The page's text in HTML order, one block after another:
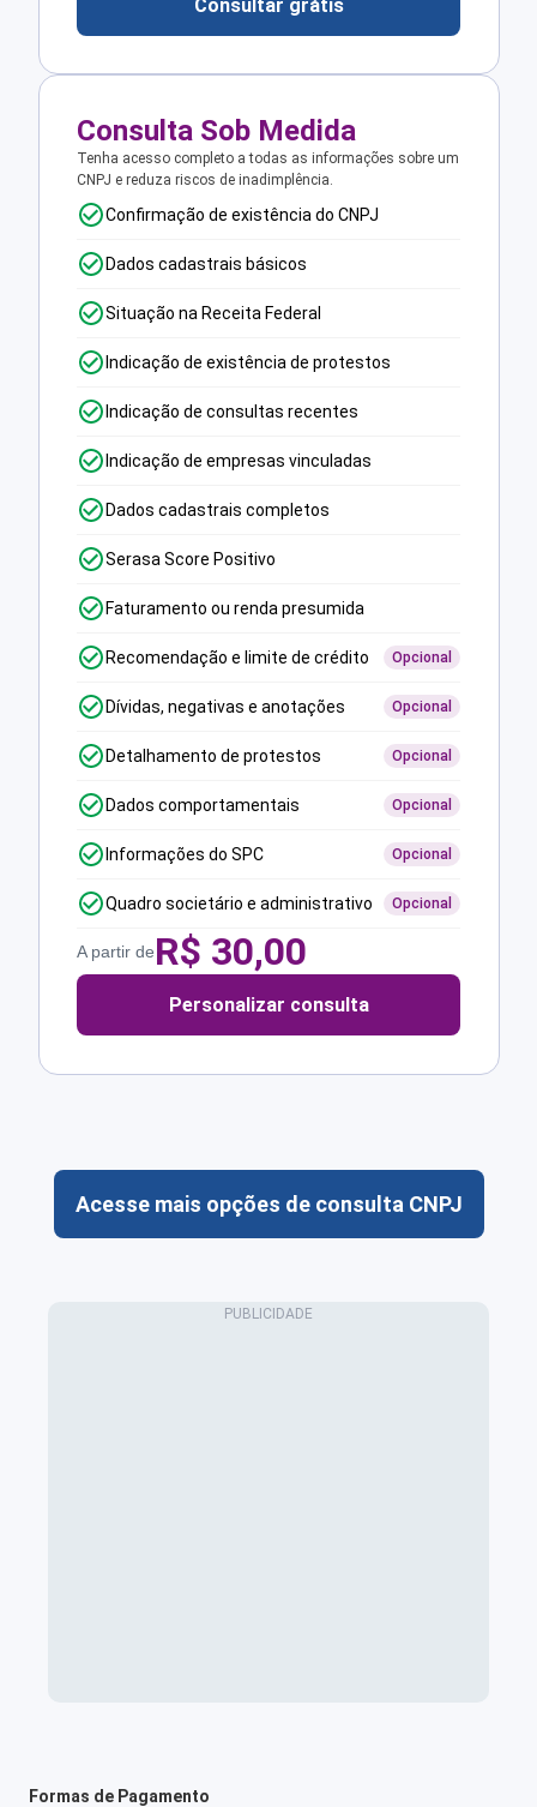
Consultar grátis
Consulta Sob Medida
Tenha acesso completo a todas as informações sobre um
CNPJ e reduza riscos de inadimplência.
Confirmação de existência do CNPJ
Dados cadastrais básicos
Situação na Receita Federal
Indicação de existência de protestos
Indicação de consultas recentes
Indicação de empresas vinculadas
Dados cadastrais completos
Serasa Score Positivo
Faturamento ou renda presumida
Recomendação e limite de crédito Opcional
Dívidas, negativas e anotações Opcional
Detalhamento de protestos Opcional
Dados comportamentais Opcional
Informações do SPC Opcional
Quadro societário e administrativo Opcional
A partir deR$ 30,00
Personalizar consulta
Acesse mais opções de consulta CNPJ
Formas de Pagamento